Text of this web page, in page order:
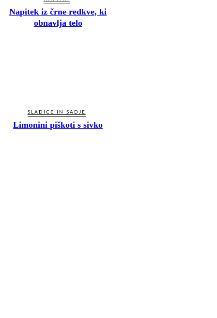
Napitek iz črne redkve, ki
obnavlja telo
SLADICE IN SADJE
Limonini piškoti s sivko